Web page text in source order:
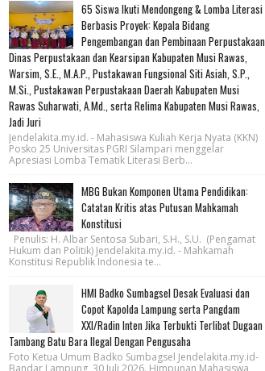
65 Siswa Ikuti Mendongeng & Lomba Literasi
Berbasis Proyek: Kepala Bidang
Pengembangan dan Pembinaan Perpustakaan
Dinas Perpustakaan dan Kearsipan Kabupaten Musi Rawas,
Warsim, S.E., M.A.P., Pustakawan Fungsional Siti Asiah, S.P.,
M.Si., Pustakawan Perpustakaan Daerah Kabupaten Musi
Rawas Suharwati, A.Md., serta Relima Kabupaten Musi Rawas,
Jadi Juri
Jendelakita.my.id. - Mahasiswa Kuliah Kerja Nyata (KKN)
Posko 25 Universitas PGRI Silampari menggelar
Apresiasi Lomba Tematik Literasi Berb...
MBG Bukan Komponen Utama Pendidikan:
Catatan Kritis atas Putusan Mahkamah
Konstitusi
Penulis: H. Albar Sentosa Subari, S.H., S.U. (Pengamat
Hukum dan Politik) Jendelakita.my.id. - Mahkamah
Konstitusi Republik Indonesia te...
HMI Badko Sumbagsel Desak Evaluasi dan
Copot Kapolda Lampung serta Pangdam
XXI/Radin Inten Jika Terbukti Terlibat Dugaan
Tambang Batu Bara Ilegal Dengan Pengusaha
Foto Ketua Umum Badko Sumbagsel Jendelakita.my.id-
Bandar Lampung, 30 Juli 2026. Himpunan Mahasiswa